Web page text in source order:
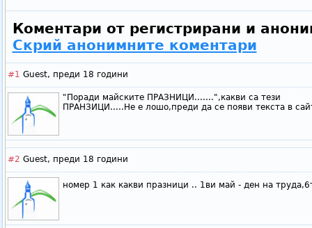
Коментари от регистрирани и
Скрий анонимните коментари
#1 Guest, преди 18 години
"Поради майските ПРАЗНИЦИ.......",какви са тези
ПРАНЗИЦИ.....Не е лошо,преди да се появи текста в
#2 Guest, преди 18 години
номер 1 как какви празници .. 1ви май - ден на